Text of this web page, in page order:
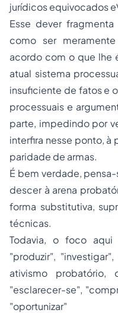
jurídicos equivocados
Esse dever
como ser
acordo com o que lhe
atual sistema
insuficiente de fatos e
processuais e
parte, impedindo por
interfira nesse ponto, à
paridade de armas.
É bem verdade,
descer à arena
forma substitutiva,
técnicas.
Todavia, o foco
"produzir",
ativismo probatório,
"esclarecer-se",
"oportunizar"